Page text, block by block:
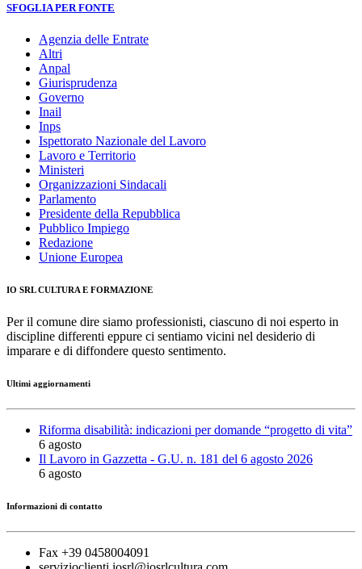
SFOGLIA PER FONTE
Agenzia delle Entrate
Altri
Anpal
Giurisprudenza
Governo
Inail
Inps
Ispettorato Nazionale del Lavoro
Lavoro e Territorio
Ministeri
Organizzazioni Sindacali
Parlamento
Presidente della Repubblica
Pubblico Impiego
Redazione
Unione Europea
IO SRL CULTURA E FORMAZIONE
Per il comune dire siamo professionisti, ciascuno di noi esperto in
discipline differenti eppure ci sentiamo vicini nel desiderio di
imparare e di diffondere questo sentimento.
Ultimi aggiornamenti
Riforma disabilità: indicazioni per domande “progetto di vita”
6 agosto
Il Lavoro in Gazzetta - G.U. n. 181 del 6 agosto 2026
6 agosto
Informazioni di contatto
Fax +39 0458004091